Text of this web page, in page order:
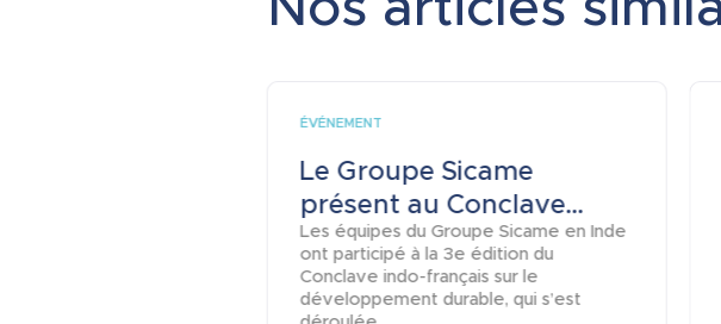
ÉVÉNEMENT
Le Groupe Sicame
présent au Conclave...
Les équipes du Groupe Sicame en Inde
ont participé à la 3e édition du
Conclave indo-français sur le
développement durable, qui s’est